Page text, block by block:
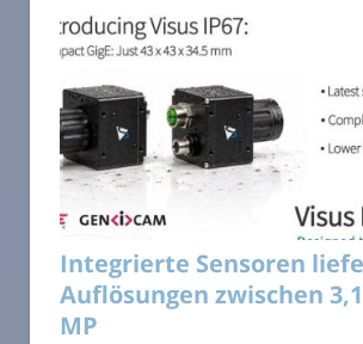
Integrierte Sensoren
Auflösungen zwischen
MP